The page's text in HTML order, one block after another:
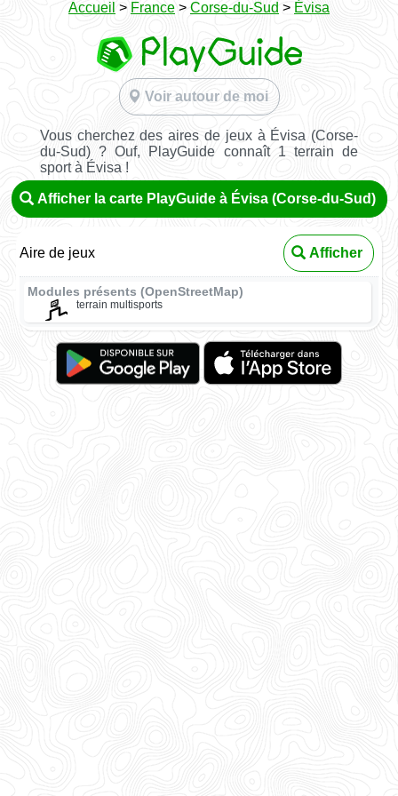
Accueil > France > Corse-du-Sud > Évisa
Voir autour de moi
Vous cherchez des aires de jeux à Évisa (Corse-
du-Sud) ? Ouf, PlayGuide connaît 1 terrain de
sport à Évisa !
Afficher la carte PlayGuide à Évisa (Corse-du-Sud)
Aire de jeux Afficher
Modules présents (OpenStreetMap)
terrain multisports